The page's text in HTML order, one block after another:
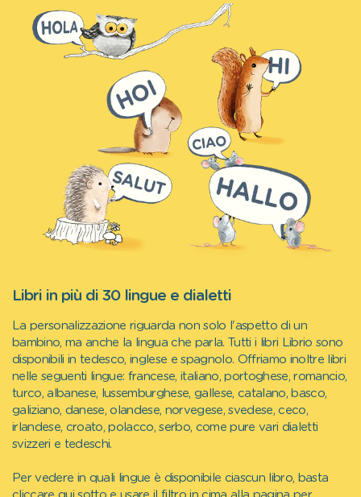
Libri in più di 30 lingue e dialetti
La personalizzazione riguarda non solo l'aspetto di un
bambino, ma anche la lingua che parla. Tutti i libri Librio sono
disponibili in tedesco, inglese e spagnolo. Offriamo inoltre libri
nelle seguenti lingue: francese, italiano, portoghese, romancio,
turco, albanese, lussemburghese, gallese, catalano, basco,
galiziano, danese, olandese, norvegese, svedese, ceco,
irlandese, croato, polacco, serbo, come pure vari dialetti
svizzeri e tedeschi.
Per vedere in quali lingue è disponibile ciascun libro, basta